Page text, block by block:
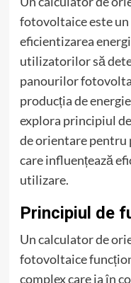
fotovoltaice este
eficientizarea
utilizatorilor să
panourilor
producția de
explora principiul
de orientare
care influențează
utilizare.
Principiul de
Un calculator de
fotovoltaice
complex care ia în